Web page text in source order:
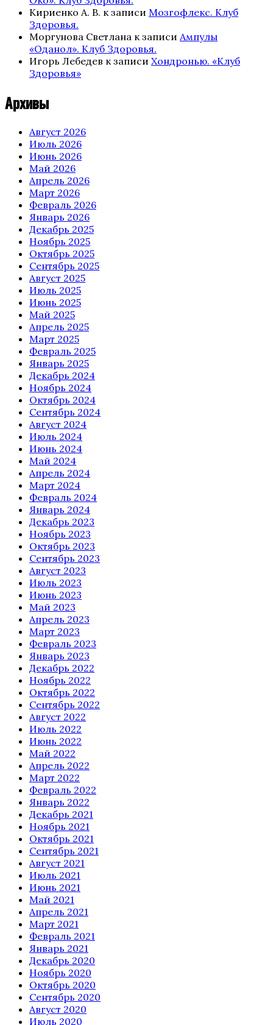
Кириенко А. В. к записи Мозгофлекс. Клуб
Здоровья.
Моргунова Светлана к записи Ампулы
«Оданол». Клуб Здоровья.
Игорь Лебедев к записи Хондронью. «Клуб
Здоровья»
Архивы
Август 2026
Июль 2026
Июнь 2026
Май 2026
Апрель 2026
Март 2026
Февраль 2026
Январь 2026
Декабрь 2025
Ноябрь 2025
Октябрь 2025
Сентябрь 2025
Август 2025
Июль 2025
Июнь 2025
Май 2025
Апрель 2025
Март 2025
Февраль 2025
Январь 2025
Декабрь 2024
Ноябрь 2024
Октябрь 2024
Сентябрь 2024
Август 2024
Июль 2024
Июнь 2024
Май 2024
Апрель 2024
Март 2024
Февраль 2024
Январь 2024
Декабрь 2023
Ноябрь 2023
Октябрь 2023
Сентябрь 2023
Август 2023
Июль 2023
Июнь 2023
Май 2023
Апрель 2023
Март 2023
Февраль 2023
Январь 2023
Декабрь 2022
Ноябрь 2022
Октябрь 2022
Сентябрь 2022
Август 2022
Июль 2022
Июнь 2022
Май 2022
Апрель 2022
Март 2022
Февраль 2022
Январь 2022
Декабрь 2021
Ноябрь 2021
Октябрь 2021
Сентябрь 2021
Август 2021
Июль 2021
Июнь 2021
Май 2021
Апрель 2021
Март 2021
Февраль 2021
Январь 2021
Декабрь 2020
Ноябрь 2020
Октябрь 2020
Сентябрь 2020
Август 2020
Июль 2020